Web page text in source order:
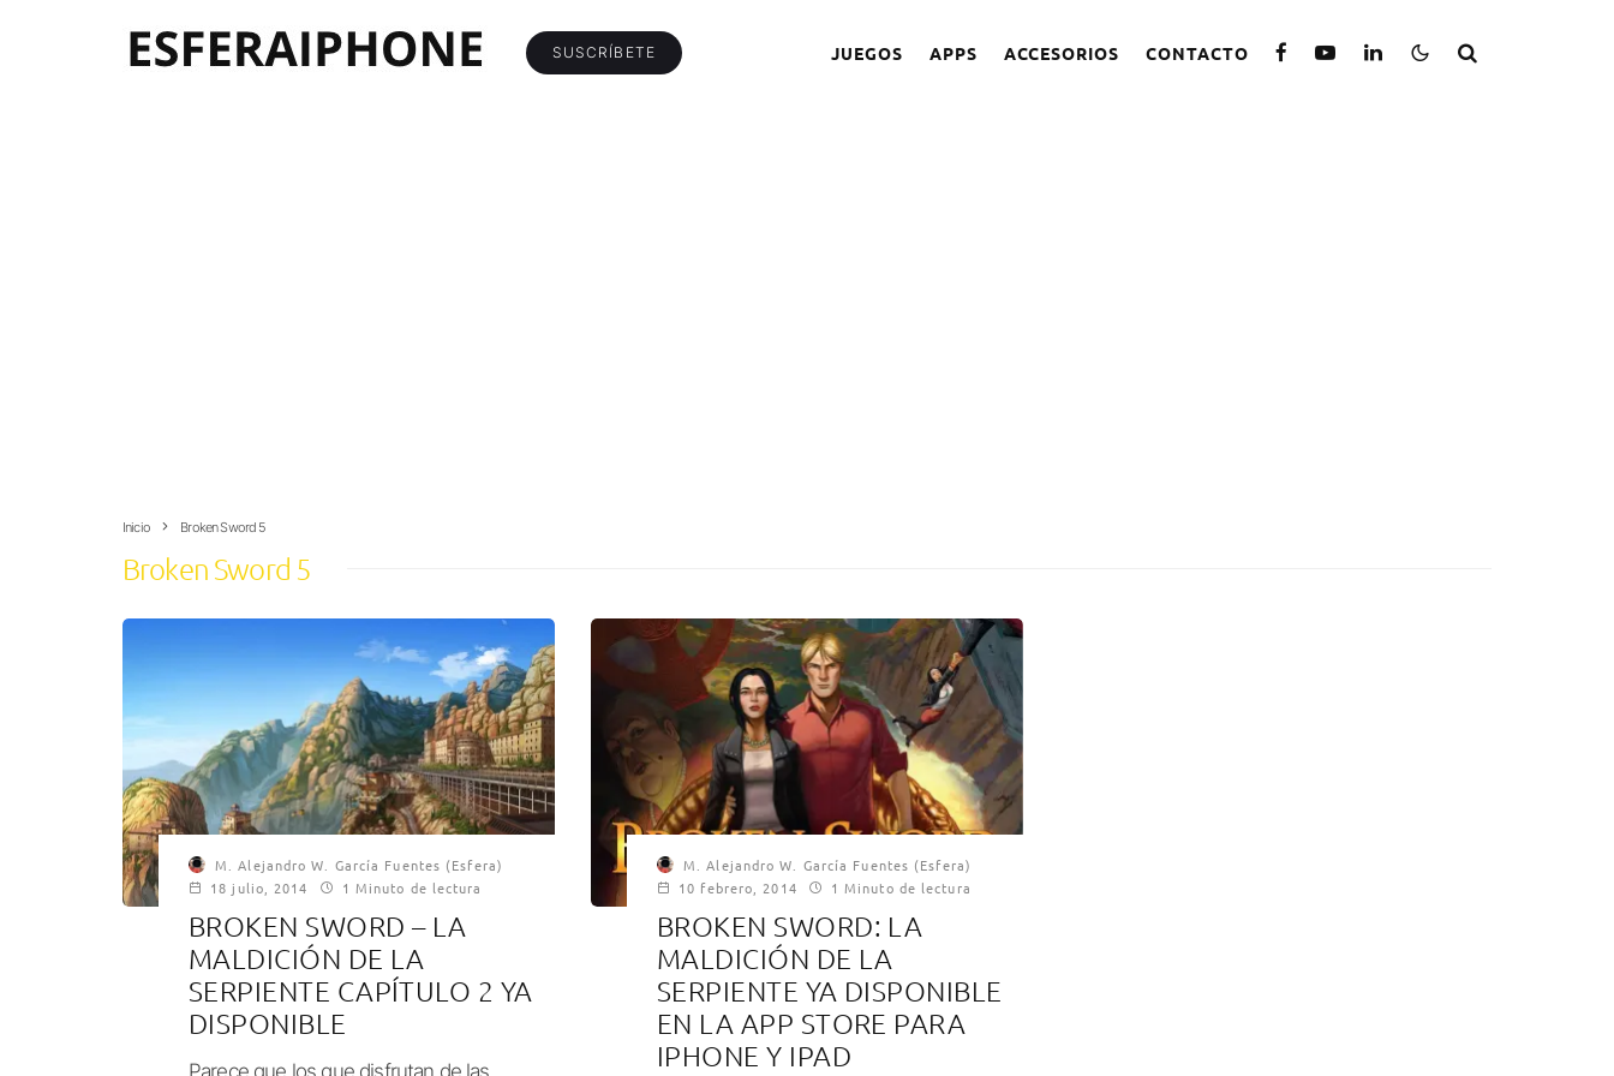
SUSCRÍBETE JUEGOS APPS ACCESORIOS CONTACTO
Inicio Broken Sword 5
Broken Sword 5
M. Alejandro W. García Fuentes (Esfera)
18 julio, 2014
1 Minuto de lectura
BROKEN SWORD – LA
MALDICIÓN DE LA
SERPIENTE CAPÍTULO 2 YA
DISPONIBLE
M. Alejandro W. García Fuentes (Esfera)
10 febrero, 2014
1 Minuto de lectura
BROKEN SWORD: LA
MALDICIÓN DE LA
SERPIENTE YA DISPONIBLE
EN LA APP STORE PARA
IPHONE Y IPAD